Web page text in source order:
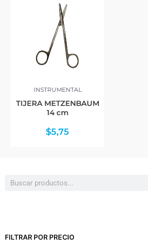
Search
FILTRAR POR PRECIO
INSTRUMENTAL
TIJERA METZENBAUM
14 cm
$5,75